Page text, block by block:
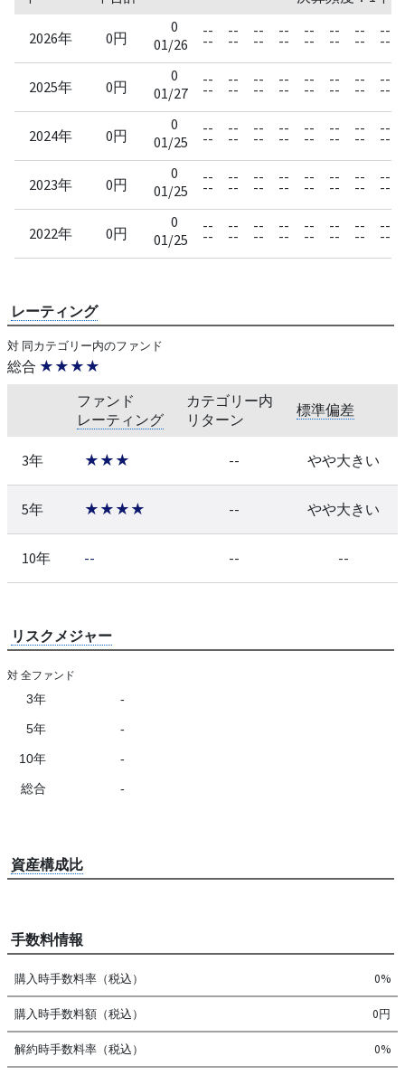
2026年 0円
0
01/26
--
--
--
--
--
--
--
--
--
--
--
--
--
--
--
--
2025年 0円
0
01/27
--
--
--
--
--
--
--
--
--
--
--
--
--
--
--
--
2024年 0円
0
01/25
--
--
--
--
--
--
--
--
--
--
--
--
--
--
--
--
2023年 0円
0
01/25
--
--
--
--
--
--
--
--
--
--
--
--
--
--
--
--
2022年 0円
0
01/25
--
--
--
--
--
--
--
--
--
--
--
--
--
--
--
--
レーティング
対 同カテゴリー内のファンド
総合 ★★★★
ファンド
レーティング
カテゴリー内
リターン
標準偏差
3年 ★★★ -- やや大きい
5年 ★★★★ -- やや大きい
10年 -- -- --
リスクメジャー
対 全ファンド
3年 -
5年 -
10年 -
総合 -
資産構成比
手数料情報
購入時手数料率（税込） 0%
購入時手数料額（税込） 0円
解約時手数料率（税込） 0%